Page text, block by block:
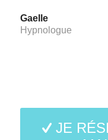
Gaelle
Hypnologue
JE